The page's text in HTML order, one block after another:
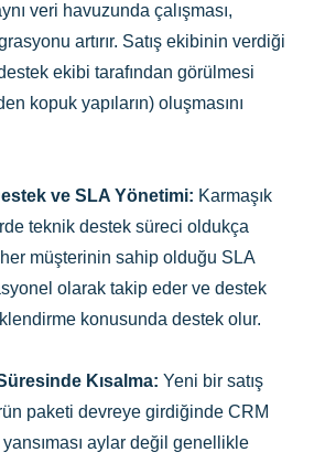
veri havuzunda çalışması,
artırır. Satış ekibinin verdiği
ekibi tarafından görülmesi
kopuk yapıların) oluşmasını
ve SLA Yönetimi: Karmaşık
teknik destek süreci oldukça
müşterinin sahip olduğu SLA
olarak takip eder ve destek
konusunda destek olur.
Kısalma: Yeni bir satış
paketi devreye girdiğinde CRM
aylar değil genellikle